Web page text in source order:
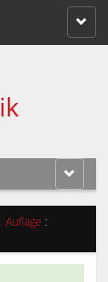
Auflage :